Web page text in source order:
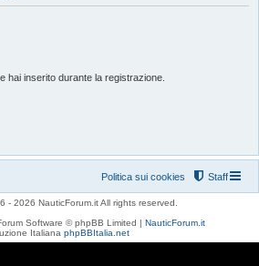
hai inserito durante la registrazione.
Staff
Politica sui cookies
- 2026 NauticForum.it All rights reserved.
Software © phpBB Limited | NauticForum.it
Italiana phpBBItalia.net